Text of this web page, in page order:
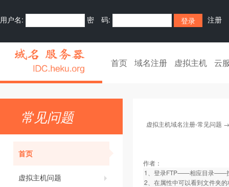
用户名: 密 码: 注册
首页 域名注册 虚拟主机 云
常见问题
首页
虚拟主机问题
虚拟主机域名注册-常见问题
作者：
1、登录FTP——相应目录——
2、在属性中可以看到文件夹